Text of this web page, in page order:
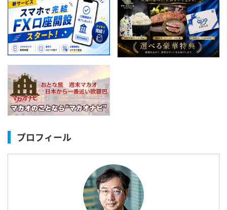
プロフィール